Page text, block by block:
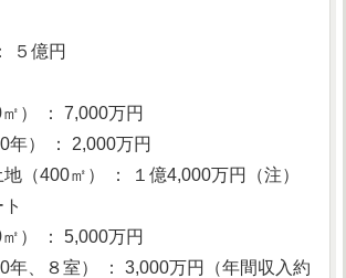
５億円
） ： 7,000万円
） ： 2,000万円
（400㎡） ： １億4,000万円（注）
） ： 5,000万円
、８室） ： 3,000万円（年間収入約